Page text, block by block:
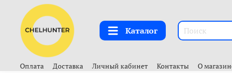
Каталог
Оплата Доставка Личный кабинет Контакты О